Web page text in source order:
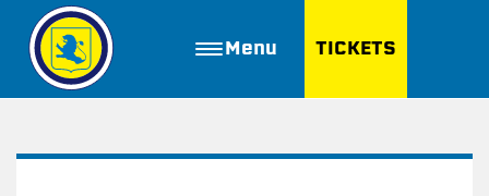
Menu TICKETS
ZOEKEN
Golfbaan Ter Specke